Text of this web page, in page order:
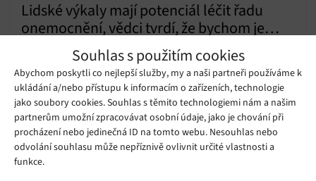
Souhlas s použitím cookies
Abychom poskytli co nejlepší služby, my a naši partneři používáme k
ukládání a/nebo přístupu k informacím o zařízeních, technologie
jako soubory cookies. Souhlas s těmito technologiemi nám a našim
partnerům umožní zpracovávat osobní údaje, jako je chování při
procházení nebo jedinečná ID na tomto webu. Nesouhlas nebo
odvolání souhlasu může nepříznivě ovlivnit určité vlastnosti a
funkce.
Lidské výkaly mají potenciál léčit řadu
onemocnění, vědci tvrdí, že bychom je
měli uchovávat pro pozdější využití
K inovativním a zároveň pro většinu lidí nechutným závěrům
došli vědci z Harvardu a dalších univerzit.
Nové sídlo Amazonu bude připomínat
obří exkrement, záměr architektů to
ale nebyl
Čtvrtek 04. 02. 2021 Samuel